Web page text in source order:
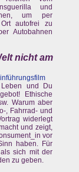
und
um per
autofrei zu
Autobahnen
nicht am
und Du
Ethische
Warum aber
, Fahrrad- und
widerlegt
und zeigt,
vor
haben. Für
sich mit der
zu geben.